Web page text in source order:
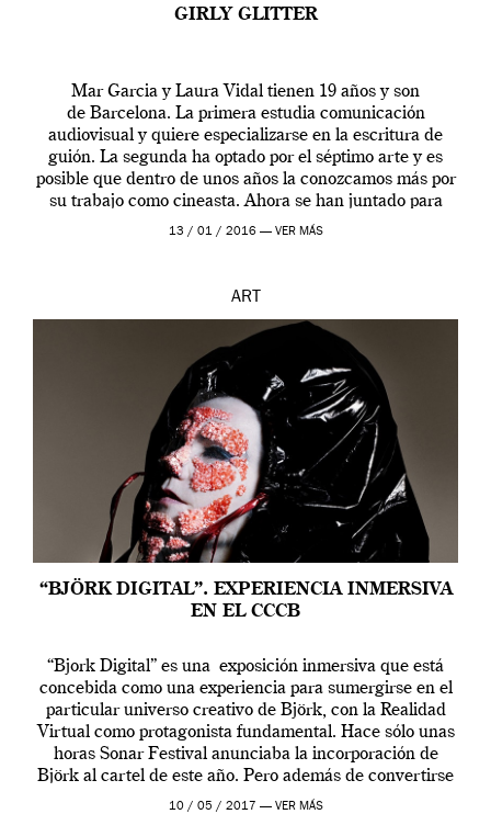
GIRLY GLITTER
Mar Garcia y Laura Vidal tienen 19 años y son
de Barcelona. La primera estudia comunicación
audiovisual y quiere especializarse en la escritura de
guión. La segunda ha optado por el séptimo arte y es
posible que dentro de unos años la conozcamos más por
su trabajo como cineasta. Ahora se han juntado para
contarnos una […]
13 / 01 / 2016 — VER MÁS
ART
“BJÖRK DIGITAL”. EXPERIENCIA INMERSIVA
EN EL CCCB
“Bjork Digital” es una exposición inmersiva que está
concebida como una experiencia para sumergirse en el
particular universo creativo de Björk, con la Realidad
Virtual como protagonista fundamental. Hace sólo unas
horas Sonar Festival anunciaba la incorporación de
Björk al cartel de este año. Pero además de convertirse
en una de las actuaciones más relevantes […]
10 / 05 / 2017 — VER MÁS